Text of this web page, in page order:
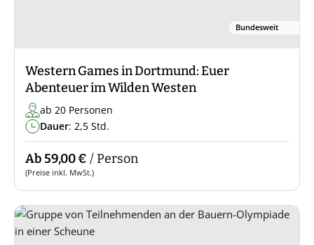
Bundesweit
Western Games in Dortmund: Euer
Abenteuer im Wilden Westen
ab 20 Personen
Dauer: 2,5 Std.
Ab 59,00 € / Person
(Preise inkl. MwSt.)